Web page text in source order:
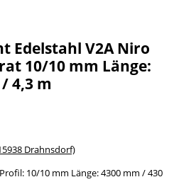
Edelstahl V2A Niro
10/10 mm Länge:
4,3 m
Drahnsdorf)
10/10 mm Länge: 4300 mm / 430